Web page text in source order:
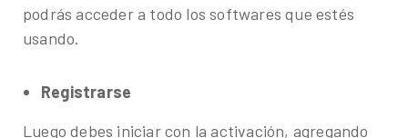
podrás acceder a todo los softwares que estés
usando.
Registrarse
Luego debes iniciar con la activación, agregando